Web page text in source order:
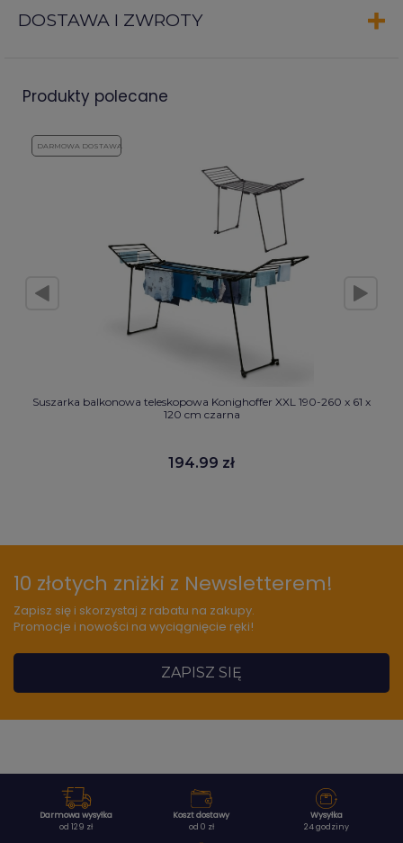
DOSTAWA I ZWROTY
produkty polecane
DARMOWA DOSTAWA
Suszarka balkonowa teleskopowa Konighoffer XXL 190-260 x 61 x
120 cm czarna
194.99 zł
10 złotych zniżki z Newsletterem!
Zapisz się i skorzystaj z rabatu na zakupy.
Promocje i nowości na wyciągnięcie ręki!
ZAPISZ SIĘ
Darmowa wysyłka
od 129 zł
Koszt dostawy
od 0 zł
Wysyłka
24 godziny